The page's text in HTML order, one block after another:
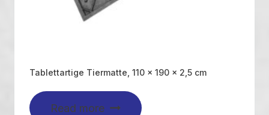
Tablettartige Tiermatte, 110 x 190 x 2,5 cm
Read more